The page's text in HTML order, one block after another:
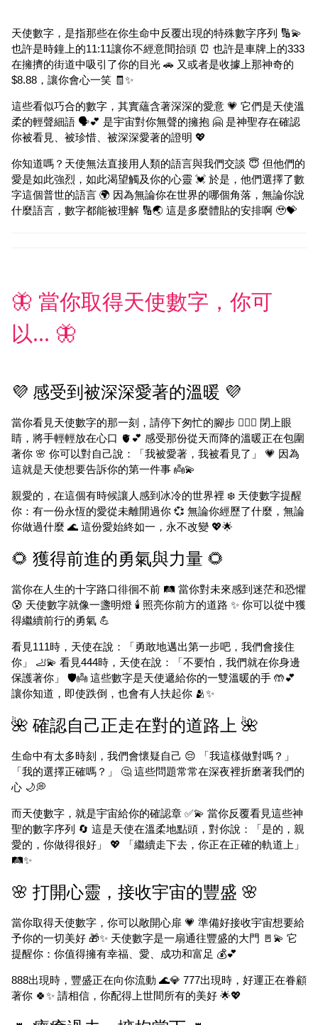
天使數字，是指那些在你生命中反覆出現的特殊數字序列 🔢💫
也許是時鐘上的11:11讓你不經意間抬頭 ⏰ 也許是車牌上的333
在擁擠的街道中吸引了你的目光 🚗 又或者是收據上那神奇的
$8.88，讓你會心一笑 🧾✨
這些看似巧合的數字，其實蘊含著深深的愛意 💗 它們是天使溫
柔的輕聲細語 🗣️💕 是宇宙對你無聲的擁抱 🤗 是神聖存在確認
你被看見、被珍惜、被深深愛著的證明 💖
你知道嗎？天使無法直接用人類的語言與我們交談 😇 但他們的
愛是如此強烈，如此渴望觸及你的心靈 💓 於是，他們選擇了數
字這個普世的語言 🌍 因為無論你在世界的哪個角落，無論你說
什麼語言，數字都能被理解 🔢🌏 這是多麼體貼的安排啊 🥹💝
🦋 當你取得天使數字，你可
以... 🦋
💜 感受到被深深愛著的溫暖 💜
當你看見天使數字的那一刻，請停下匆忙的腳步 🚶‍♀️✨ 閉上眼
睛，將手輕輕放在心口 🫀💕 感受那份從天而降的溫暖正在包圍
著你 🌸 你可以對自己說：「我被愛著，我被看見了」 💗 因為
這就是天使想要告訴你的第一件事 👼💫
親愛的，在這個有時候讓人感到冰冷的世界裡 ❄️ 天使數字提醒
你：有一份永恆的愛從未離開過你 💞 無論你經歷了什麼，無論
你做過什麼 🌊 這份愛始終如一，永不改變 💖🌟
🌻 獲得前進的勇氣與力量 🌻
當你在人生的十字路口徘徊不前 🛤️ 當你對未來感到迷茫和恐懼
😰 天使數字就像一盞明燈 🕯️ 照亮你前方的道路 ✨ 你可以從中獲
得繼續前行的勇氣 💪
看見111時，天使在說：「勇敢地邁出第一步吧，我們會接住
你」 🦶💫 看見444時，天使在說：「不要怕，我們就在你身邊
保護著你」 🛡️👼 這些數字是天使遞給你的一雙溫暖的手 🤲💕
讓你知道，即使跌倒，也會有人扶起你 🫂✨
🌺 確認自己正走在對的道路上 🌺
生命中有太多時刻，我們會懷疑自己 😔 「我這樣做對嗎？」
「我的選擇正確嗎？」 🤔 這些問題常常在深夜裡折磨著我們的
心 🌙💭
而天使數字，就是宇宙給你的確認章 ✅💫 當你反覆看見這些神
聖的數字序列 🔄 這是天使在溫柔地點頭，對你說：「是的，親
愛的，你做得很好」 💖 「繼續走下去，你正在正確的軌道上」
🛤️✨
🌸 打開心靈，接收宇宙的豐盛 🌸
當你取得天使數字，你可以敞開心扉 💗 準備好接收宇宙想要給
予你的一切美好 🎁✨ 天使數字是一扇通往豐盛的大門 🚪💫 它
提醒你：你值得擁有幸福、愛、成功和富足 💰💕
888出現時，豐盛正在向你流動 🌊💎 777出現時，好運正在眷顧
著你 🍀✨ 請相信，你配得上世間所有的美好 🌟💖